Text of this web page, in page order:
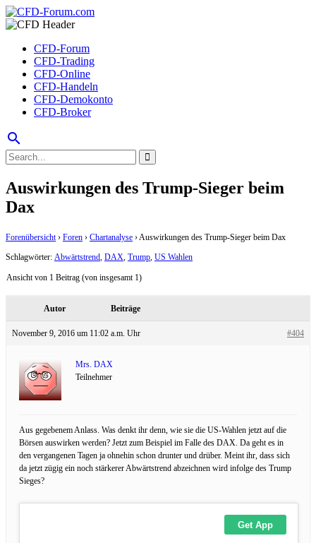
CFD-Forum
CFD-Trading
CFD-Online
CFD-Handeln
CFD-Demokonto
CFD-Broker
search
Auswirkungen des Trump-Sieger beim
Dax
Forenübersicht › Foren › Chartanalyse ›Auswirkungen des Trump-Sieger beim Dax
Schlagwörter: Abwärtstrend, DAX, Trump, US Wahlen
Ansicht von 1 Beitrag (von insgesamt 1)
Autor Beiträge
November 9, 2016 um 11:02 a.m. Uhr #404
Mrs. DAX
Teilnehmer
Aus gegebenem Anlass. Was denkt ihr denn, wie sie die US-Wahlen jetzt auf die
Börsen auswirken werden? Jetzt zum Beispiel im Falle des DAX. Da geht es in
den vergangenen Tagen ja ohnehin schon drunter und drüber. Meint ihr, dass sich
da jetzt zügig ein noch stärkerer Abwärtstrend abzeichnen wird infolge des Trump
Sieges?